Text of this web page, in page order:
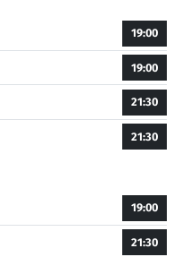
19:00
19:00
21:30
21:30
19:00
21:30